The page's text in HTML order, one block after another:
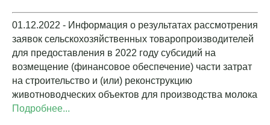
01.12.2022 - Информация о результатах рассмотрения
заявок сельскохозяйственных товаропроизводителей
для предоставления в 2022 году субсидий на
возмещение (финансовое обеспечение) части затрат
на строительство и (или) реконструкцию
животноводческих объектов для производства молока
Подробнее...